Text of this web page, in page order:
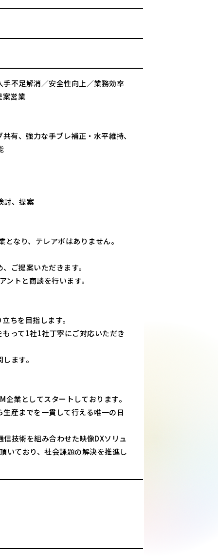
不足解消／安全性向上／業務効率
案営業
有、強力な手ブレ補正・水平維持、
討、提案
なり、テレアポはありません。
ご提案いただきます。
トと商談を行います。
ちを目指します。
って1社1社丁寧にご対応いただき
ます。
業としてスタートしております。
産までを一貫して行える唯一の日
技術を組み合わせた映像DXソリュ
いており、社会課題の解決を推進し